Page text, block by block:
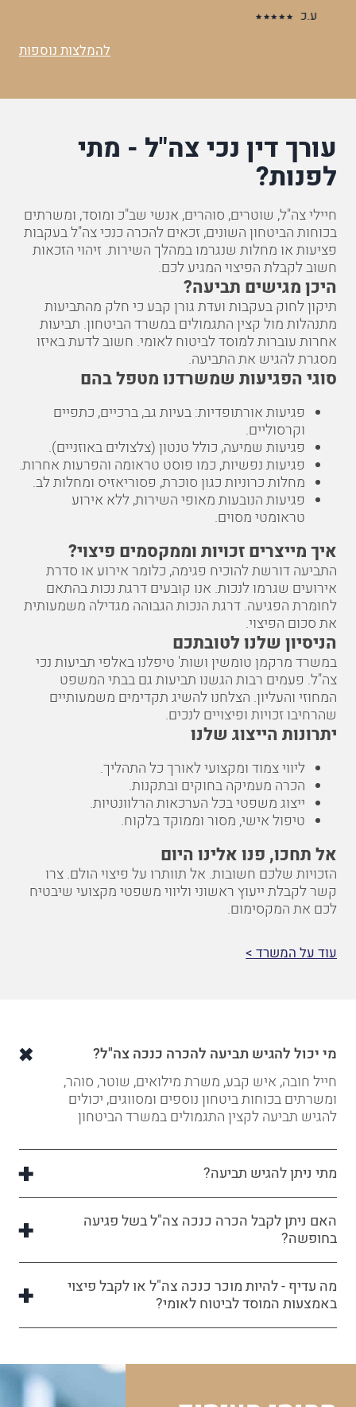
ע.כ
להמלצות נוספות
עורך דין נכי צה"ל - מתי
לפנות?
חיילי צה"ל, שוטרים, סוהרים, אנשי שב"כ ומוסד, ומשרתים
בכוחות הביטחון השונים, זכאים להכרה כנכי צה"ל בעקבות
פציעות או מחלות שנגרמו במהלך השירות. זיהוי הזכאות
חשוב לקבלת הפיצוי המגיע לכם.
היכן מגישים תביעה?
תיקון לחוק בעקבות ועדת גורן קבע כי חלק מהתביעות
מתנהלות מול קצין התגמולים במשרד הביטחון. תביעות
אחרות עוברות למוסד לביטוח לאומי. חשוב לדעת באיזו
מסגרת להגיש את התביעה.
סוגי הפגיעות שמשרדנו מטפל בהם
פגיעות אורתופדיות: בעיות גב, ברכיים, כתפיים
וקרסוליים.
פגיעות שמיעה, כולל טנטון (צלצולים באוזניים).
פגיעות נפשיות, כמו פוסט טראומה והפרעות אחרות.
מחלות כרוניות כגון סוכרת, פסוריאזיס ומחלות לב.
פגיעות הנובעות מאופי השירות, ללא אירוע
טראומטי מסוים.
איך מייצרים זכויות וממקסמים פיצוי?
התביעה דורשת להוכיח פגימה, כלומר אירוע או סדרת
אירועים שגרמו לנכות. אנו קובעים דרגת נכות בהתאם
לחומרת הפגיעה. דרגת הנכות הגבוהה מגדילה משמעותית
את סכום הפיצוי.
הניסיון שלנו לטובתכם
במשרד מרקמן טומשין ושות' טיפלנו באלפי תביעות נכי
צה"ל. פעמים רבות הגשנו תביעות גם בבתי המשפט
המחוזי והעליון. הצלחנו להשיג תקדימים משמעותיים
שהרחיבו זכויות ופיצויים לנכים.
יתרונות הייצוג שלנו
ליווי צמוד ומקצועי לאורך כל התהליך.
הכרה מעמיקה בחוקים ובתקנות.
ייצוג משפטי בכל הערכאות הרלוונטיות.
טיפול אישי, מסור וממוקד בלקוח.
אל תחכו, פנו אלינו היום
הזכויות שלכם חשובות. אל תוותרו על פיצוי הולם. צרו
קשר לקבלת ייעוץ ראשוני וליווי משפטי מקצועי שיבטיח
לכם את המקסימום.
עוד על המשרד >
מי יכול להגיש תביעה להכרה כנכה צה"ל?
חייל חובה, איש קבע, משרת מילואים, שוטר, סוהר,
ומשרתים בכוחות ביטחון נוספים ומסווגים, יכולים
להגיש תביעה לקצין התגמולים במשרד הביטחון
מתי ניתן להגיש תביעה?
האם ניתן לקבל הכרה כנכה צה"ל בשל פגיעה
בחופשה?
מה עדיף - להיות מוכר כנכה צה"ל או לקבל פיצוי
באמצעות המוסד לביטוח לאומי?